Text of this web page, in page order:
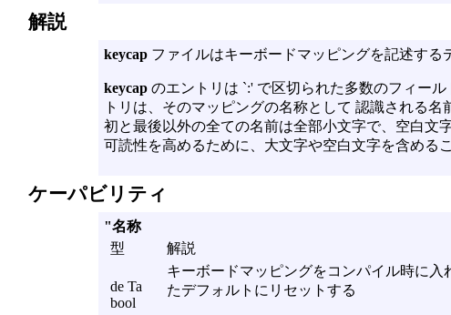
解説
keycap ファイルはキーボードマッピングを記述する
keycap のエントリは `:' で区切られた多数のフィー
トリは、そのマッピングの名称として 認識される
初と最後以外の全ての名前は全部小文字で、空白文
可読性を高めるために、大文字や空白文字を含める
ケーパビリティ
"名称
型
解説
de Ta
bool
キーボードマッピングをコンパイル時に入
たデフォルトにリセットする